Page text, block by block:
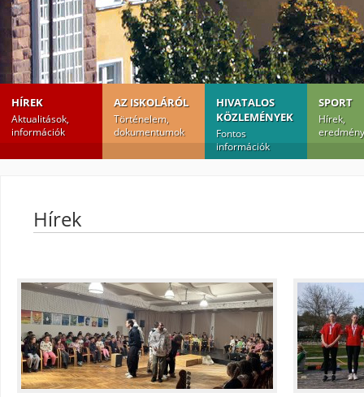
HÍREK
Aktualitások,
információk
AZ ISKOLÁRÓL
Történelem,
dokumentumok
HIVATALOS
KÖZLEMÉNYEK
Fontos
információk
SPORT
Hírek,
Hírek